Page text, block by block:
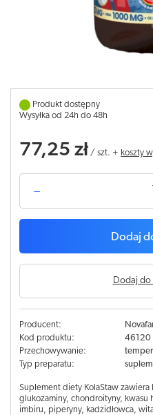
Produkt dostępny
Wysyłka od 24h do 48h
77,25 zł / szt. + koszty
Dodaj
Dodaj do
Producent:
Kod produktu:
46120
Przechowywanie:
Typ preparatu:
Suplement diety KolaStaw zawiera
glukozaminy, chondroityny, kwasu
imbiru, piperyny, kadzidłowca,